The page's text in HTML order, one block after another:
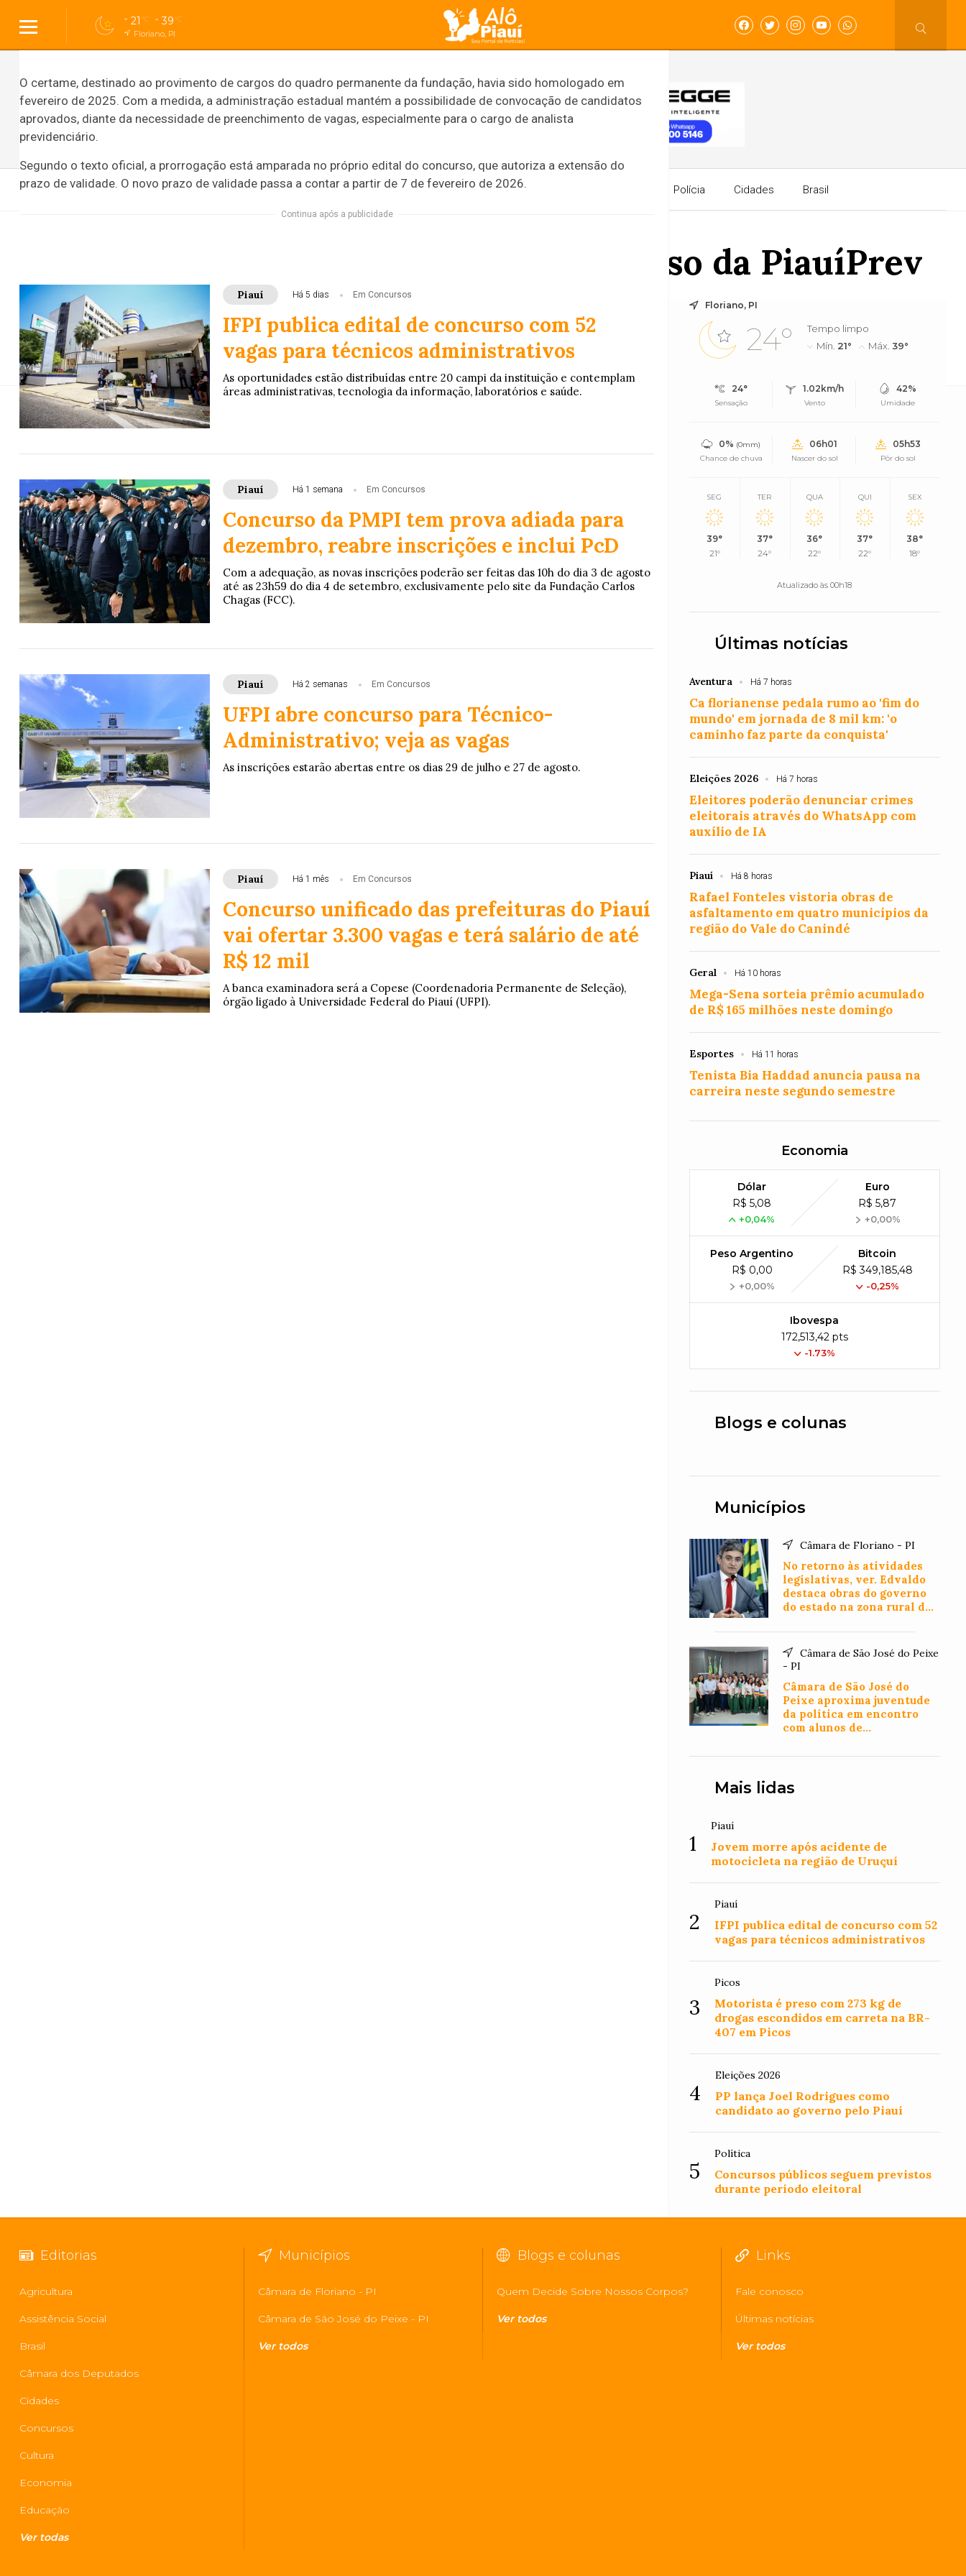
21 °C 39°C
Floriano, PI
Tecnologia Geral Concursos Entretenimento Política Esportes Polícia Cidades Brasil
Governo prorroga validade de concurso da PiauíPrev
por mais um ano
O Governo do Estado prorrogou por mais um ano, o prazo de validade do concurso público da Fundação Piauí Previdência (PiauíPrev), regido pelo Edita...
O certame, destinado ao provimento de cargos do quadro permanente da fundação, havia sido homologado em
fevereiro de 2025. Com a medida, a administração estadual mantém a possibilidade de convocação de candidatos
aprovados, diante da necessidade de preenchimento de vagas, especialmente para o cargo de analista
previdenciário.
Segundo o texto oficial, a prorrogação está amparada no próprio edital do concurso, que autoriza a extensão do
prazo de validade. O novo prazo de validade passa a contar a partir de 7 de fevereiro de 2026.
Continua após a publicidade
Piauí Há 5 dias Em Concursos
IFPI publica edital de concurso com 52
vagas para técnicos administrativos
As oportunidades estão distribuídas entre 20 campi da instituição e contemplam
áreas administrativas, tecnologia da informação, laboratórios e saúde.
Piauí Há 1 semana Em Concursos
Concurso da PMPI tem prova adiada para
dezembro, reabre inscrições e inclui PcD
Com a adequação, as novas inscrições poderão ser feitas das 10h do dia 3 de agosto
até as 23h59 do dia 4 de setembro, exclusivamente pelo site da Fundação Carlos
Chagas (FCC).
Piauí Há 2 semanas Em Concursos
UFPI abre concurso para Técnico-
Administrativo; veja as vagas
As inscrições estarão abertas entre os dias 29 de julho e 27 de agosto.
Piauí Há 1 mês Em Concursos
Concurso unificado das prefeituras do Piauí
vai ofertar 3.300 vagas e terá salário de até
R$ 12 mil
A banca examinadora será a Copese (Coordenadoria Permanente de Seleção),
órgão ligado à Universidade Federal do Piauí (UFPI).
Floriano, PI
24°
Tempo limpo
Mín. 21° Máx.39°
24°
Sensação
1.02km/h
Vento
42%
Umidade
0% (0mm)
Chance de chuva
06h01
Nascer do sol
05h53
Pôr do sol
SEG
39°
21°
TER
37°
24°
QUA
36°
22°
QUI
37°
22°
SEX
38°
18°
Atualizado às 00h18
Últimas notícias
Aventura Há 7 horas
Ca florianense pedala rumo ao 'fim do
mundo' em jornada de 8 mil km: 'o
caminho faz parte da conquista'
Eleições 2026 Há 7 horas
Eleitores poderão denunciar crimes
eleitorais através do WhatsApp com
auxílio de IA
Piauí Há 8 horas
Rafael Fonteles vistoria obras de
asfaltamento em quatro municípios da
região do Vale do Canindé
Geral Há 10 horas
Mega-Sena sorteia prêmio acumulado
de R$ 165 milhões neste domingo
Esportes Há 11 horas
Tenista Bia Haddad anuncia pausa na
carreira neste segundo semestre
Economia
Dólar
R$ 5,08
+0,04%
Euro
R$ 5,87
+0,00%
Peso Argentino
R$ 0,00
+0,00%
Bitcoin
R$ 349,185,48
-0,25%
Ibovespa
172,513,42 pts
-1.73%
Blogs e colunas
Municípios
Câmara de Floriano - PI
No retorno às atividades
legislativas, ver. Edvaldo
destaca obras do governo
do estado na zona rural de
Câmara de São José do Peixe
- PI
Câmara de São José do
Peixe aproxima juventude
da política em encontro
com alunos de
Mais lidas
1
Piauí
Jovem morre após acidente de
motocicleta na região de Uruçuí
2
Piauí
IFPI publica edital de concurso com 52
vagas para técnicos administrativos
3
Picos
Motorista é preso com 273 kg de
drogas escondidos em carreta na BR-
407 em Picos
4
Eleições 2026
PP lança Joel Rodrigues como
candidato ao governo pelo Piauí
5
Política
Concursos públicos seguem previstos
durante período eleitoral
Editorias
Agricultura
Assistência Social
Brasil
Câmara dos Deputados
Cidades
Concursos
Cultura
Economia
Educação
Ver todas
Municípios
Câmara de Floriano - PI
Câmara de São José do Peixe - PI
Ver todos
Blogs e colunas
Quem Decide Sobre Nossos Corpos?
Ver todos
Links
Fale conosco
Últimas notícias
Ver todos